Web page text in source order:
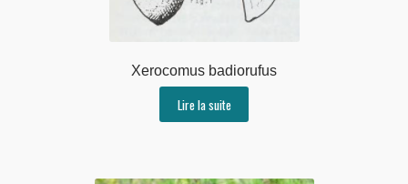
Xerocomus badiorufus
Lire la suite